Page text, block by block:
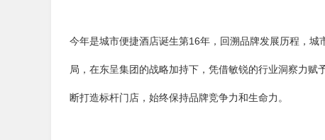
今年是城市便捷酒店诞生第16年，回溯品牌发展历程，
局，在东呈集团的战略加持下，凭借敏锐的行业洞察力
断打造标杆门店，始终保持品牌竞争力和生命力。